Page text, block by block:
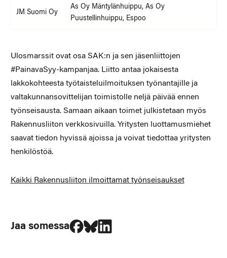
JM Suomi Oy
As Oy Mäntylänhuippu, As Oy
Puustellinhuippu, Espoo
Ulosmarssit ovat osa SAK:n ja sen jäsenliittojen
#PainavaSyy-kampanjaa. Liitto antaa jokaisesta
lakkokohteesta työtaisteluilmoituksen työnantajille ja
valtakunnansovittelijan toimistolle neljä päivää ennen
työnseisausta. Samaan aikaan toimet julkistetaan myös
Rakennusliiton verkkosivuilla. Yritysten luottamusmiehet
saavat tiedon hyvissä ajoissa ja voivat tiedottaa yritysten
henkilöstöä.
Kaikki Rakennusliiton ilmoittamat työnseisaukset
Jaa somessa
Jaa Facebookissa
Jaa Blueskyssa
Jaa LinkedIn:ssä